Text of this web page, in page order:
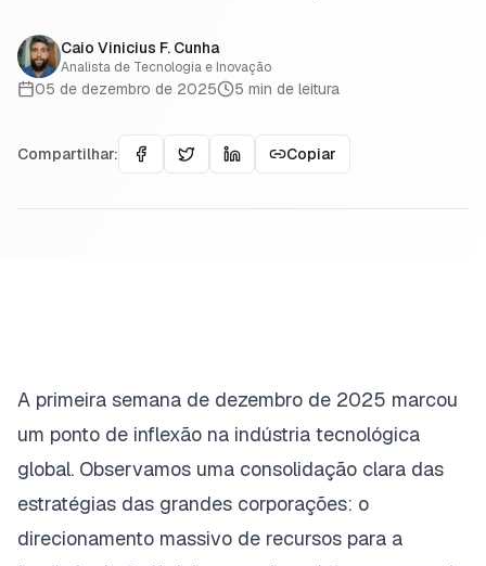
Caio Vinicius F. Cunha
Analista de Tecnologia e Inovação
05 de dezembro de 2025 5 min de leitura
Compartilhar: Copiar
A primeira semana de dezembro de 2025 marcou
um ponto de inflexão na indústria tecnológica
global. Observamos uma consolidação clara das
estratégias das grandes corporações: o
direcionamento massivo de recursos para a